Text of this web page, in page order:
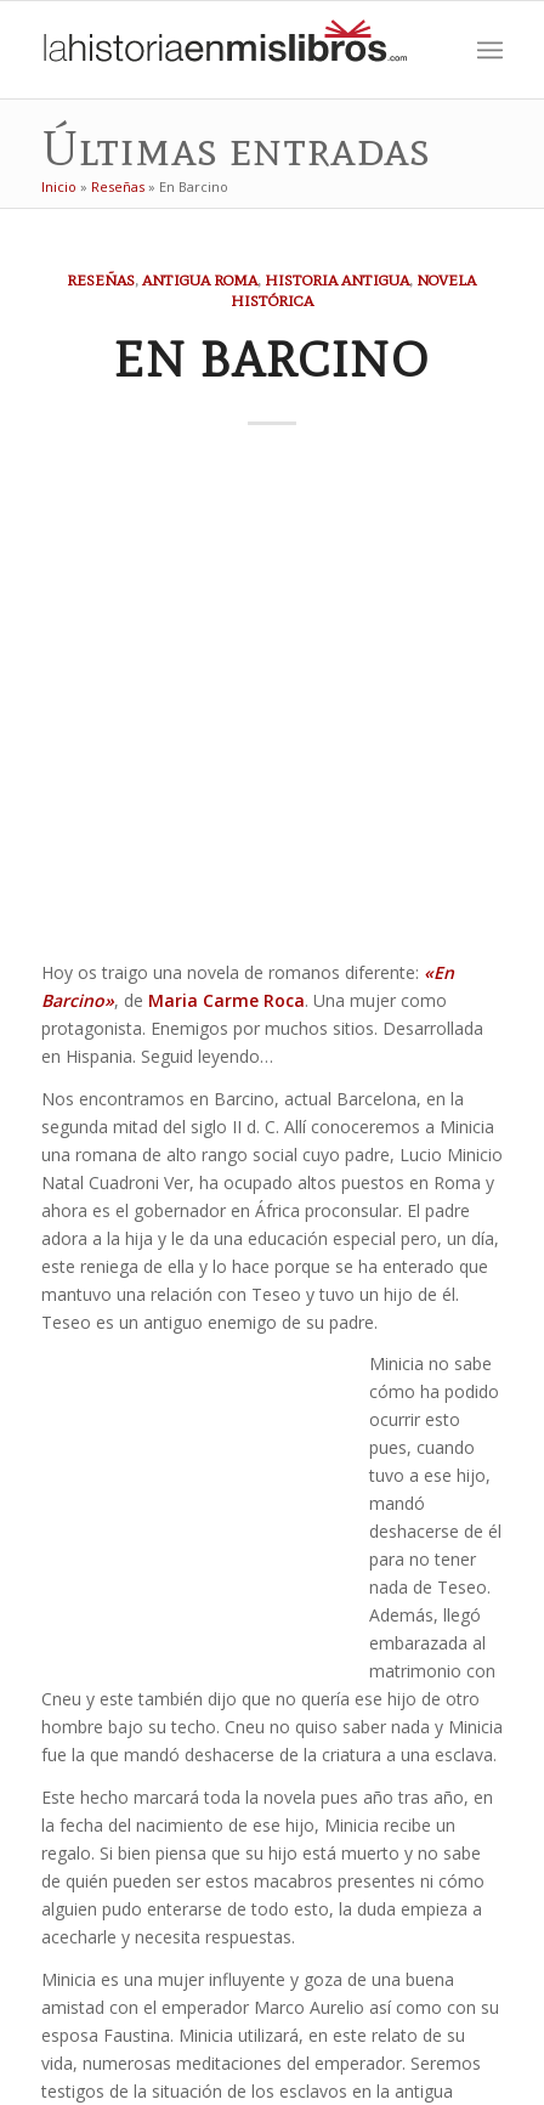
Últimas entradas
Inicio » Reseñas» En Barcino
RESEÑAS,ANTIGUA ROMA, HISTORIA ANTIGUA, NOVELA
HISTÓRICA
EN BARCINO
Hoy os traigo una novela de romanos diferente: «En
Barcino», de Maria Carme Roca. Una mujer como
protagonista. Enemigos por muchos sitios. Desarrollada
en Hispania. Seguid leyendo…
Nos encontramos en Barcino, actual Barcelona, en la
segunda mitad del siglo II d. C. Allí conoceremos a Minicia
una romana de alto rango social cuyo padre, Lucio Minicio
Natal Cuadroni Ver, ha ocupado altos puestos en Roma y
ahora es el gobernador en África proconsular. El padre
adora a la hija y le da una educación especial pero, un día,
este reniega de ella y lo hace porque se ha enterado que
mantuvo una relación con Teseo y tuvo un hijo de él.
Teseo es un antiguo enemigo de su padre.
Minicia no sabe
cómo ha podido
ocurrir esto
pues, cuando
tuvo a ese hijo,
mandó
deshacerse de él
para no tener
nada de Teseo.
Además, llegó
embarazada al
matrimonio con
Cneu y este también dijo que no quería ese hijo de otro
hombre bajo su techo. Cneu no quiso saber nada y Minicia
fue la que mandó deshacerse de la criatura a una esclava.
Este hecho marcará toda la novela pues año tras año, en
la fecha del nacimiento de ese hijo, Minicia recibe un
regalo. Si bien piensa que su hijo está muerto y no sabe
de quién pueden ser estos macabros presentes ni cómo
alguien pudo enterarse de todo esto, la duda empieza a
acecharle y necesita respuestas.
Minicia es una mujer influyente y goza de una buena
amistad con el emperador Marco Aurelio así como con su
esposa Faustina. Minicia utilizará, en este relato de su
vida, numerosas meditaciones del emperador. Seremos
testigos de la situación de los esclavos en la antigua